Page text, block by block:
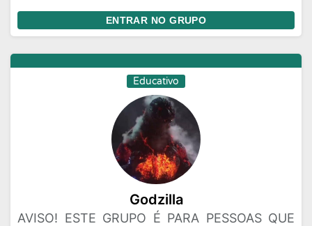
ENTRAR NO GRUPO
Educativo
Godzilla
AVISO! ESTE GRUPO É PARA PESSOAS QUE